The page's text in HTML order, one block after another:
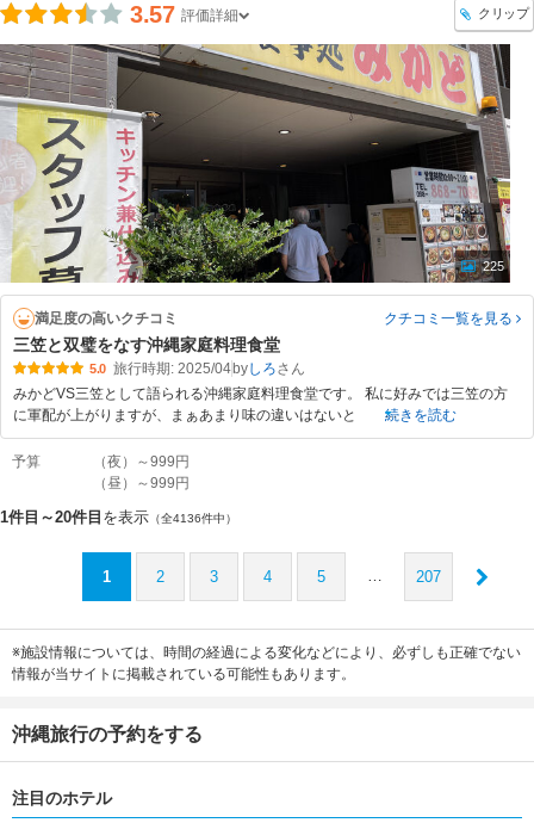
3.57 評価詳細 クリップ
225
満足度の高いクチコミ クチコミ一覧を見る
三笠と双璧をなす沖縄家庭料理食堂
5.0 旅行時期: 2025/04byしろ
みかどVS三笠として語られる沖縄家庭料理食堂です。 私に好みでは三笠の方
に軍配が上がりますが、まぁあまり味の違いはないと
続きを読む
予算
（夜）～999円
（昼）～999円
1件目～20件目 を表示 （全4136件中）
1 2 3 4 5 … 207
※施設情報については、時間の経過による変化などにより、必ずしも正確でない
情報が当サイトに掲載されている可能性もあります。
沖縄旅行の予約をする
注目のホテル